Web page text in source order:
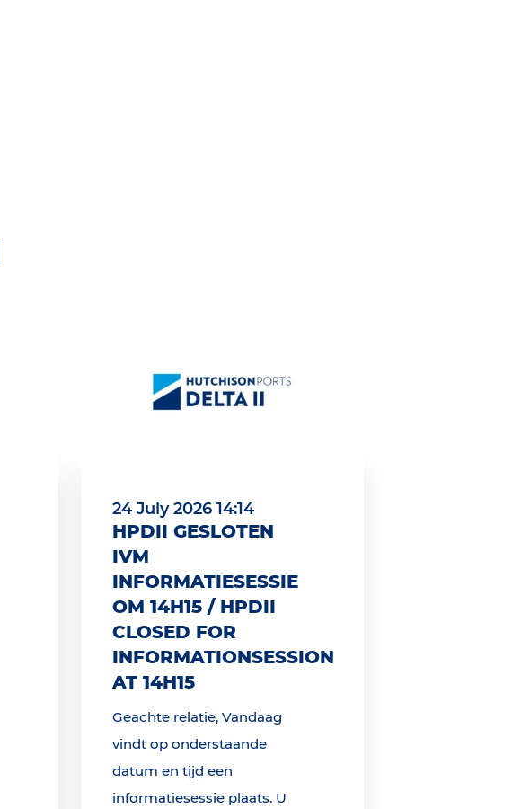
24 July 2026 14:14
HPDII GESLOTEN
IVM
INFORMATIESESSIE
OM 14H15 / HPDII
CLOSED FOR
INFORMATIONSESSION
AT 14H15
Geachte relatie, Vandaag
vindt op onderstaande
datum en tijd een
informatiesessie plaats. U